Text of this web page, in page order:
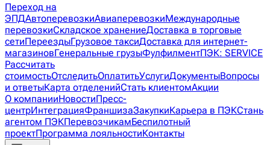
Переход на
ЭПДАвтоперевозкиАвиаперевозкиМеждународные
перевозкиСкладское хранениеДоставка в торговые
сетиПереездыГрузовое таксиДоставка для интернет-
магазиновГенеральные грузыФулфилментПЭК: SERVICE
Рассчитать
стоимостьОтследитьОплатитьУслугиДокументыВопросы
и ответыКарта отделенийСтать клиентомАкции
О компанииНовостиПресс-
центрИнтеграцияФраншизаЗакупкиКарьера в ПЭКСтань
агентом ПЭКПеревозчикамБеспилотный
проектПрограмма лояльностиКонтакты